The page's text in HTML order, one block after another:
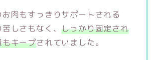
肉もすっきりサポートされる
苦しさもなく、しっかり固定され
キープされていました。